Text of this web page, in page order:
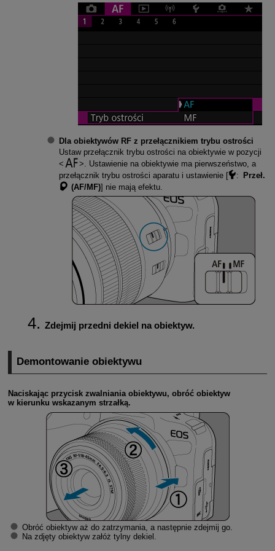
Dla obiektywów RF z przełącznikiem trybu ostrości
Ustaw przełącznik trybu ostrości na obiektywie w pozycji
. Ustawienie na obiektywie ma pierwszeństwo, a
przełącznik trybu ostrości aparatu i ustawienie [
: Przeł.
(AF/MF)] nie mają efektu.
Zdejmij przedni dekiel na obiektyw.
Demontowanie obiektywu
Naciskając przycisk zwalniania obiektywu, obróć obiektyw
w kierunku wskazanym strzałką.
Obróć obiektyw aż do zatrzymania, a następnie zdejmij go.
Na zdjęty obiektyw załóż tylny dekiel.